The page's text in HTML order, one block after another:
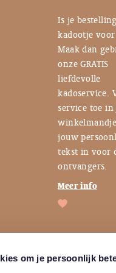
om je persoonlijk
Is je
kadootje
Maak dan
onze GRATIS
liefdevolle
kadoservice.
service toe in
jouw
tekst in voor
ontvangers.
Meer info